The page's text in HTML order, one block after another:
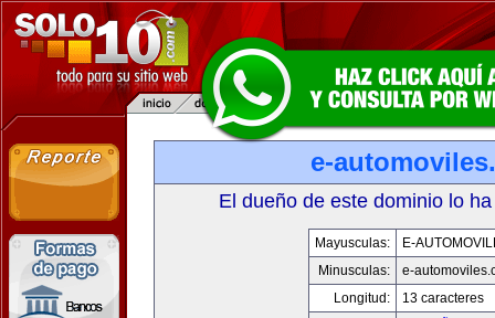
e-
El dueño de este dominio lo
Mayusculas:
E-
Minusculas:
e-
Longitud:
13 caracteres